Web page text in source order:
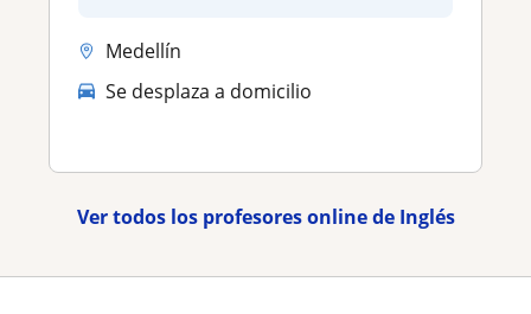
Medellín
Se desplaza a domicilio
Ver todos los profesores online de Inglés